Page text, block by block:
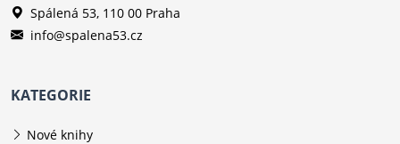
Spálená 53, 110 00 Praha
info@spalena53.cz
KATEGORIE
Nové knihy